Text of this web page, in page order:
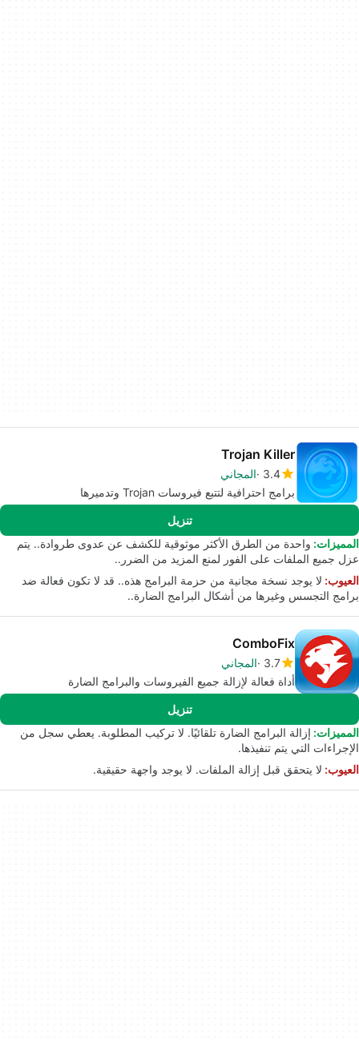
Trojan Killer
3.4 المجاني
برامج احترافية لتتبع فيروسات Trojan وتدميرها
تنزيل
المميزات: واحدة من الطرق الأكثر موثوقية للكشف عن عدوى طروادة.. يتم
عزل جميع الملفات على الفور لمنع المزيد من الضرر..
العيوب: لا يوجد نسخة مجانية من حزمة البرامج هذه.. قد لا تكون فعالة ضد
برامج التجسس وغيرها من أشكال البرامج الضارة..
ComboFix
3.7 المجاني
أداة فعالة لإزالة جميع الفيروسات والبرامج الضارة
تنزيل
المميزات: إزالة البرامج الضارة تلقائيًا. لا تركيب المطلوبة. يعطي سجل من
الإجراءات التي يتم تنفيذها.
العيوب: لا يتحقق قبل إزالة الملفات. لا يوجد واجهة حقيقية.